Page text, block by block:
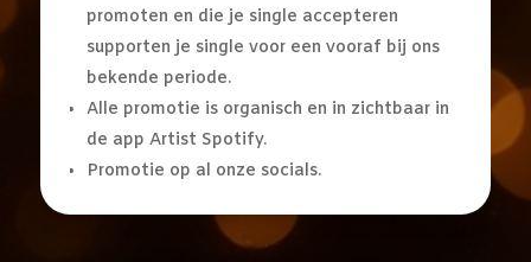
promoten en die je single accepteren
supporten je single voor een vooraf bij ons
bekende periode.
Alle promotie is organisch en in zichtbaar in
de app Artist Spotify.
Promotie op al onze socials.